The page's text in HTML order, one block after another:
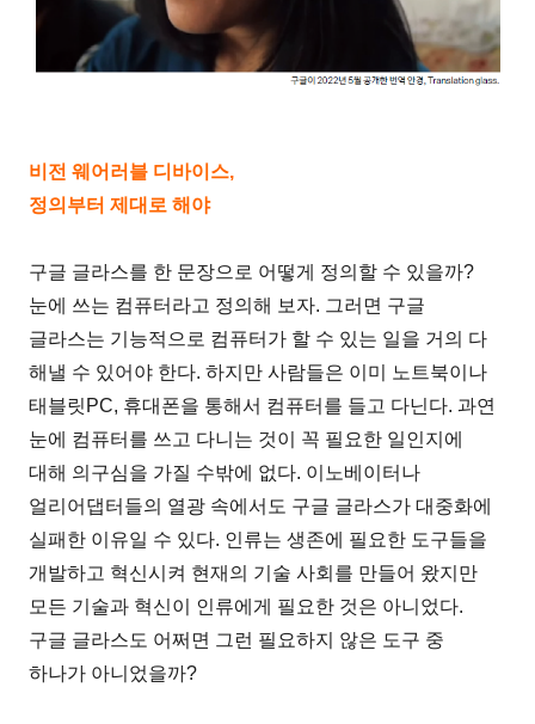
비전 웨어러블 디바이스,
정의부터 제대로 해야
구글 글라스를 한 문장으로 어떻게 정의할 수 있을까?
눈에 쓰는 컴퓨터라고 정의해 보자. 그러면 구글
글라스는 기능적으로 컴퓨터가 할 수 있는 일을 거의 다
해낼 수 있어야 한다. 하지만 사람들은 이미 노트북이나
태블릿PC, 휴대폰을 통해서 컴퓨터를 들고 다닌다. 과연
눈에 컴퓨터를 쓰고 다니는 것이 꼭 필요한 일인지에
대해 의구심을 가질 수밖에 없다. 이노베이터나
얼리어댑터들의 열광 속에서도 구글 글라스가 대중화에
실패한 이유일 수 있다. 인류는 생존에 필요한 도구들을
개발하고 혁신시켜 현재의 기술 사회를 만들어 왔지만
모든 기술과 혁신이 인류에게 필요한 것은 아니었다.
구글 글라스도 어쩌면 그런 필요하지 않은 도구 중
하나가 아니었을까?